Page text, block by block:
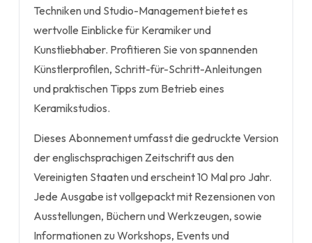
Techniken und Studio-Management bietet es
wertvolle Einblicke für Keramiker und
Kunstliebhaber. Profitieren Sie von spannenden
Künstlerprofilen, Schritt-für-Schritt-Anleitungen
und praktischen Tipps zum Betrieb eines
Keramikstudios.
Dieses Abonnement umfasst die gedruckte Version
der englischsprachigen Zeitschrift aus den
Vereinigten Staaten und erscheint 10 Mal pro Jahr.
Jede Ausgabe ist vollgepackt mit Rezensionen von
Ausstellungen, Büchern und Werkzeugen, sowie
Informationen zu Workshops, Events und